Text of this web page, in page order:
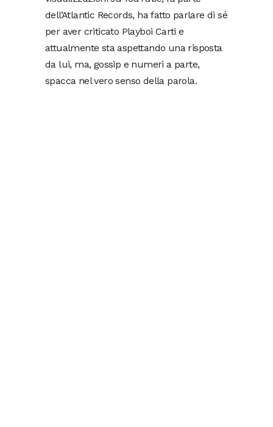
dell’Atlantic Records, ha fatto parlare di sé
per aver criticato Playboi Carti e
attualmente sta aspettando una risposta
da lui, ma, gossip e numeri a parte,
spacca nel vero senso della parola.